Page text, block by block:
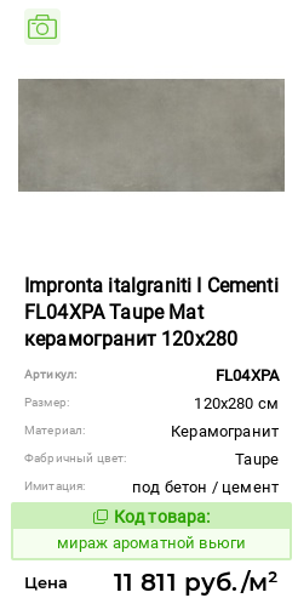
Impronta italgraniti I Cementi
FL04XPA Taupe Mat
керамогранит 120x280
Артикул: FL04XPA
Размер: 120x280 см
Материал: Керамогранит
Фабричный цвет: Taupe
Имитация:
под бетон / цемент
Код товара:
984639 Код товара:
мираж ароматной вьюги
Цена 11 811 руб./м²